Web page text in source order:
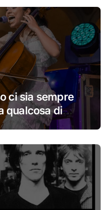
ci sia sempre
qualcosa di